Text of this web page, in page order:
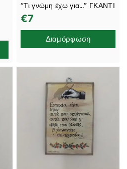
“Τι γνώμη έχω για…” ΓΚΑΝΤΙ
€7
Διαμόρφωση